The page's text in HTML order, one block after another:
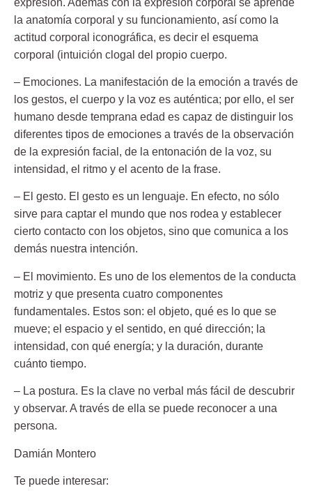
la anatomía corporal y su funcionamiento, así como la
actitud corporal iconográfica, es decir el esquema
corporal (intuición clogal del propio cuerpo.
– Emociones. La manifestación de la emoción a través de
los gestos, el cuerpo y la voz es auténtica; por ello, el ser
humano desde temprana edad es capaz de distinguir los
diferentes tipos de emociones a través de la observación
de la expresión facial, de la entonación de la voz, su
intensidad, el ritmo y el acento de la frase.
– El gesto. El gesto es un lenguaje. En efecto, no sólo
sirve para captar el mundo que nos rodea y establecer
cierto contacto con los objetos, sino que comunica a los
demás nuestra intención.
– El movimiento. Es uno de los elementos de la conducta
motriz y que presenta cuatro componentes
fundamentales. Estos son: el objeto, qué es lo que se
mueve; el espacio y el sentido, en qué dirección; la
intensidad, con qué energía; y la duración, durante
cuánto tiempo.
– La postura. Es la clave no verbal más fácil de descubrir
y observar. A través de ella se puede reconocer a una
persona.
Damián Montero
Te puede interesar: